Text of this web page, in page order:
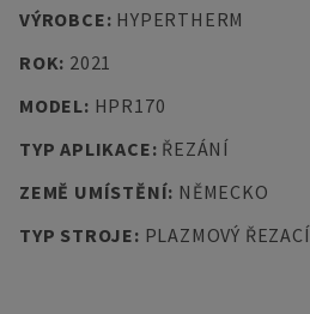
VÝROBCE: HYPERTHERM
ROK: 2021
MODEL: HPR170
TYP APLIKACE: ŘEZÁNÍ
ZEMĚ UMÍSTĚNÍ: NĚMECKO
TYP STROJE: PLAZMOVÝ